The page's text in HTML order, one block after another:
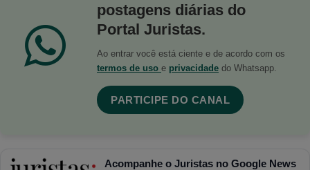
postagens diárias do
Portal Juristas.
Ao entrar você está ciente e de acordo com os
termos de uso e privacidade do Whatsapp.
PARTICIPE DO CANAL
Acompanhe o Juristas no Google News